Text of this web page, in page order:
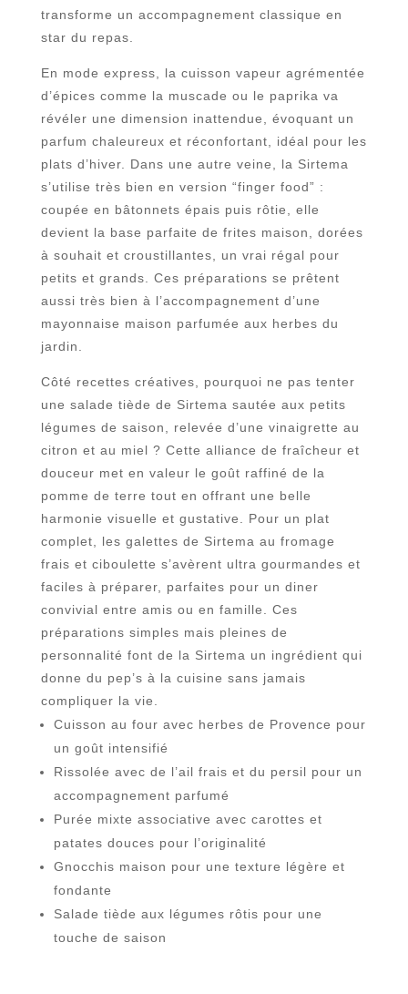
transforme un accompagnement classique en
star du repas.
En mode express, la cuisson vapeur agrémentée
d’épices comme la muscade ou le paprika va
révéler une dimension inattendue, évoquant un
parfum chaleureux et réconfortant, idéal pour les
plats d’hiver. Dans une autre veine, la Sirtema
s’utilise très bien en version “finger food” :
coupée en bâtonnets épais puis rôtie, elle
devient la base parfaite de frites maison, dorées
à souhait et croustillantes, un vrai régal pour
petits et grands. Ces préparations se prêtent
aussi très bien à l’accompagnement d’une
mayonnaise maison parfumée aux herbes du
jardin.
Côté recettes créatives, pourquoi ne pas tenter
une salade tiède de Sirtema sautée aux petits
légumes de saison, relevée d’une vinaigrette au
citron et au miel ? Cette alliance de fraîcheur et
douceur met en valeur le goût raffiné de la
pomme de terre tout en offrant une belle
harmonie visuelle et gustative. Pour un plat
complet, les galettes de Sirtema au fromage
frais et ciboulette s’avèrent ultra gourmandes et
faciles à préparer, parfaites pour un diner
convivial entre amis ou en famille. Ces
préparations simples mais pleines de
personnalité font de la Sirtema un ingrédient qui
donne du pep’s à la cuisine sans jamais
compliquer la vie.
Cuisson au four avec herbes de Provence pour
un goût intensifié
Rissolée avec de l’ail frais et du persil pour un
accompagnement parfumé
Purée mixte associative avec carottes et
patates douces pour l’originalité
Gnocchis maison pour une texture légère et
fondante
Salade tiède aux légumes rôtis pour une
touche de saison